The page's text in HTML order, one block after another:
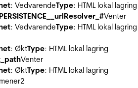
: VedvarendeType: HTML lokal lagring
Venter
: VedvarendeType: HTML lokal lagring
: ØktType: HTML lokal lagring
Venter
: ØktType: HTML lokal lagring
2